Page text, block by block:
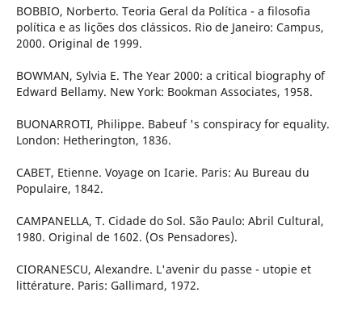
BOBBIO, Norberto. Teoria Geral da Política - a filosofia
política e as lições dos clássicos. Rio de Janeiro: Campus,
2000. Original de 1999.
BOWMAN, Sylvia E. The Year 2000: a critical biography of
Edward Bellamy. New York: Bookman Associates, 1958.
BUONARROTI, Philippe. Babeuf 's conspiracy for equality.
London: Hetherington, 1836.
CABET, Etienne. Voyage on Icarie. Paris: Au Bureau du
Populaire, 1842.
CAMPANELLA, T. Cidade do Sol. São Paulo: Abril Cultural,
1980. Original de 1602. (Os Pensadores).
CIORANESCU, Alexandre. L'avenir du passe - utopie et
littérature. Paris: Gallimard, 1972.